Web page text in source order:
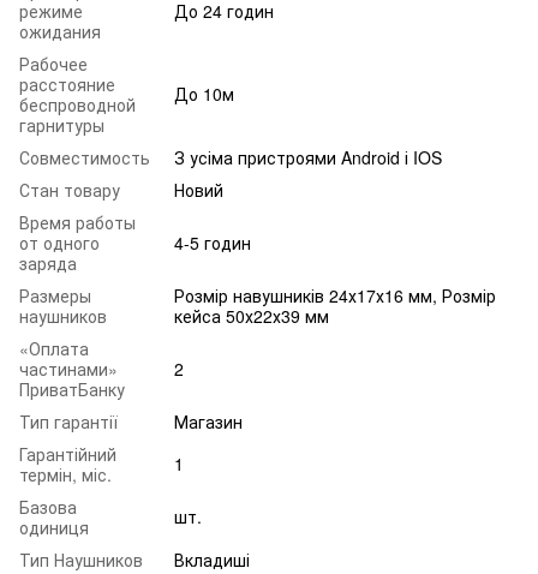
режиме
ожидания
До 24 годин
Рабочее
расстояние
беспроводной
гарнитуры
До 10м
Совместимость
З усіма пристроями Android і IOS
Стан товару
Новий
Время работы
от одного
заряда
4-5 годин
Размеры
наушников
Розмір навушників 24х17х16 мм, Розмір
кейса 50х22х39 мм
«Оплата
частинами»
ПриватБанку
2
Тип гарантії
Магазин
Гарантійний
термін, міс.
1
Базова
одиниця
шт.
Тип Наушников
Вкладиші